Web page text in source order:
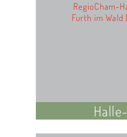
RegioCham-
Furth im Wald